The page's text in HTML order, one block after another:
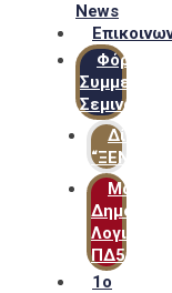
News
Φόρμα
Συμμετοχής
Σεμιναρίων
Δίκτυο
Δημόσιο
Λογιστικό
ΠΔ54
1ο